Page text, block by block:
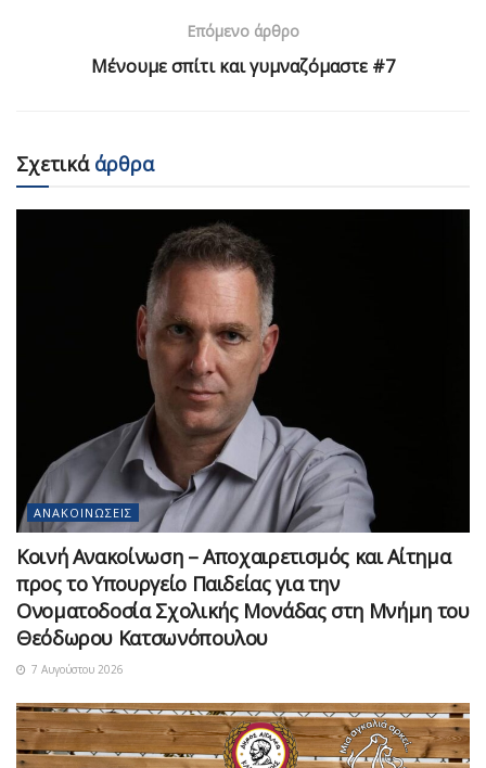
Επόμενο άρθρο
Μένουμε σπίτι και γυμναζόμαστε #7
Σχετικάάρθρα
ΑΝΑΚΟΙΝΏΣΕΙΣ
Κοινή Ανακοίνωση – Αποχαιρετισμός και Αίτημα
προς το Υπουργείο Παιδείας για την
Ονοματοδοσία Σχολικής Μονάδας στη Μνήμη του
Θεόδωρου Κατσωνόπουλου
7 Αυγούστου 2026